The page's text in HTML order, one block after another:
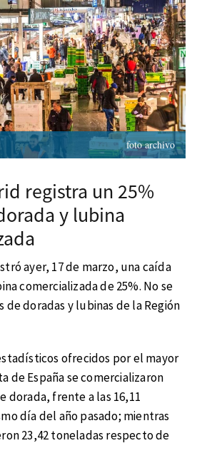
foto archivo
registra un 25%
y lubina
ayer, 17 de marzo, una caída
comercializada de 25%. No se
de doradas y lubinas de la Región
ofrecidos por el mayor
de España se comercializaron
dorada, frente a las 16,11
día del año pasado; mientras
23,42 toneladas respecto de